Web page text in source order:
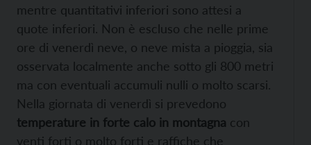
mentre quantitativi inferiori sono attesi a
quote inferiori. Non è escluso che nelle prime
ore di venerdì neve, o neve mista a pioggia, sia
osservata localmente anche sotto gli 800 metri
ma con eventuali accumuli nulli o molto scarsi.
Nella giornata di venerdì si prevedono
temperature in forte calo in montagna con
venti forti o molto forti e raffiche che